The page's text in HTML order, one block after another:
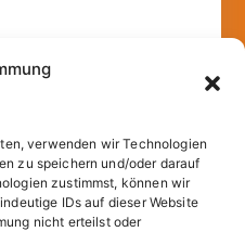
verwenden wir Technologien
zu speichern und/oder darauf
zustimmst, können wir
IDs auf dieser Website
nicht erteilst oder
lbs
× 13,8 × 19 in